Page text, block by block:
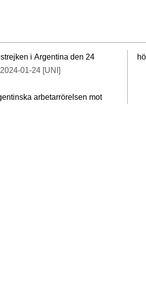
i Argentina den 24
2024-01-24 [UNI]
arbetarrörelsen mot